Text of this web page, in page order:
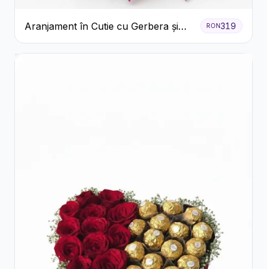
Aranjament în Cutie cu Gerbera și
Trandafiri Roz
RON319